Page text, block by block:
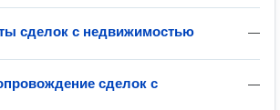
—
сделок с недвижимостью
—
сделок с